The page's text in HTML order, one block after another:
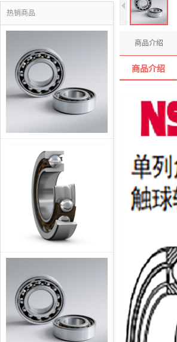
热销商品
商品介绍
商品介绍